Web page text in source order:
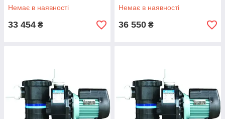
Немає в наявності
33 454 ₴
Немає в наявності
36 550 ₴